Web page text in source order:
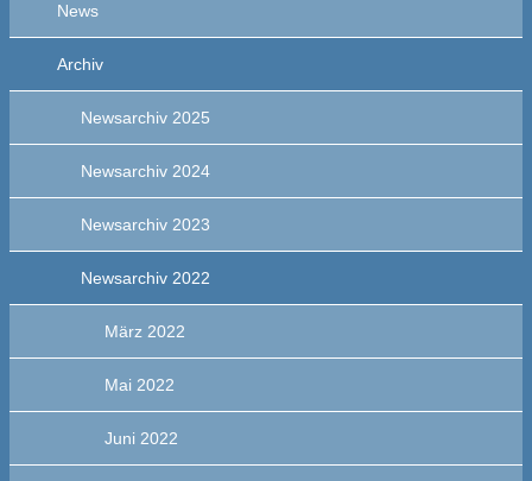
News
Archiv
Newsarchiv 2025
Newsarchiv 2024
Newsarchiv 2023
Newsarchiv 2022
März 2022
Mai 2022
Juni 2022